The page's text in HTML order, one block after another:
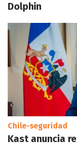
Dolphin
Chile-seguridad
Kast anuncia